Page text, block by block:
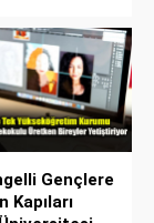
Gençlere
Kapıları